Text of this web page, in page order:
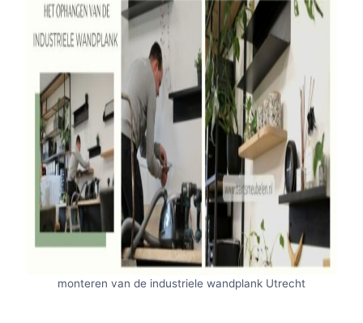
monteren van de industriele wandplank Utrecht